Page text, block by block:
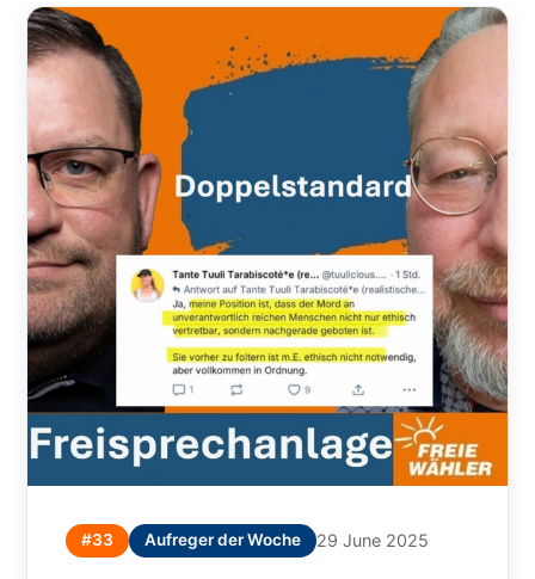
#33 Aufreger der Woche 29 June 2025